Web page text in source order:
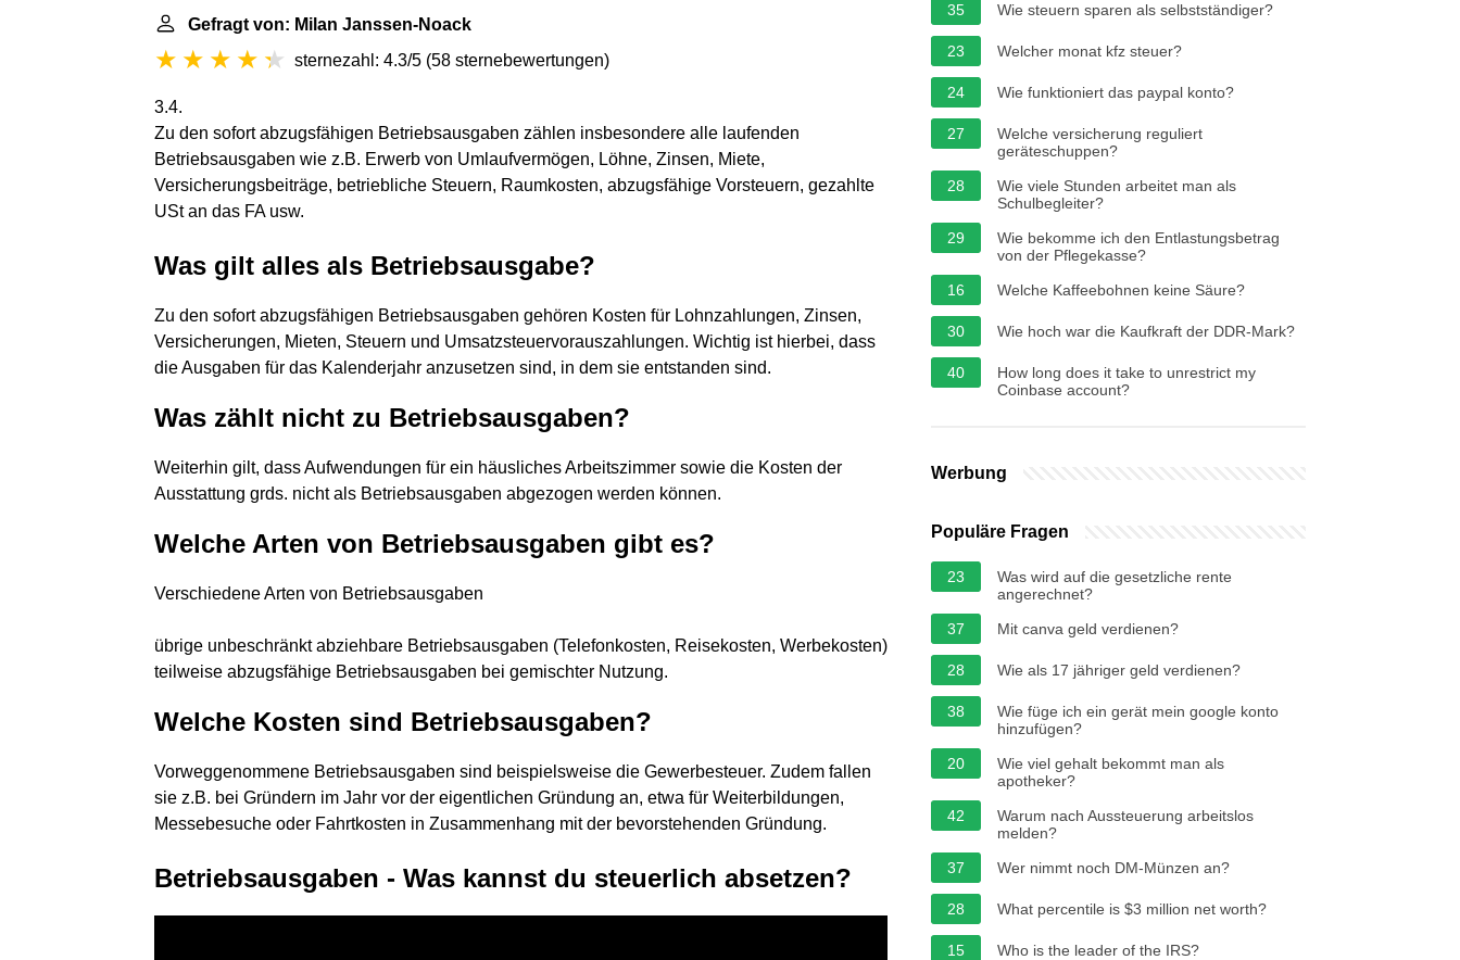
Gefragt von: Milan Janssen-Noack
sternezahl: 4.3/5 (58 sternebewertungen)
3.4.
Zu den sofort abzugsfähigen Betriebsausgaben zählen insbesondere alle laufenden
Betriebsausgaben wie z.B. Erwerb von Umlaufvermögen, Löhne, Zinsen, Miete,
Versicherungsbeiträge, betriebliche Steuern, Raumkosten, abzugsfähige Vorsteuern, gezahlte
USt an das FA usw.
Was gilt alles als Betriebsausgabe?
Zu den sofort abzugsfähigen Betriebsausgaben gehören Kosten für Lohnzahlungen, Zinsen,
Versicherungen, Mieten, Steuern und Umsatzsteuervorauszahlungen. Wichtig ist hierbei, dass
die Ausgaben für das Kalenderjahr anzusetzen sind, in dem sie entstanden sind.
Was zählt nicht zu Betriebsausgaben?
Weiterhin gilt, dass Aufwendungen für ein häusliches Arbeitszimmer sowie die Kosten der
Ausstattung grds. nicht als Betriebsausgaben abgezogen werden können.
Welche Arten von Betriebsausgaben gibt es?
Verschiedene Arten von Betriebsausgaben
übrige unbeschränkt abziehbare Betriebsausgaben (Telefonkosten, Reisekosten, Werbekosten)
teilweise abzugsfähige Betriebsausgaben bei gemischter Nutzung.
Welche Kosten sind Betriebsausgaben?
Vorweggenommene Betriebsausgaben sind beispielsweise die Gewerbesteuer. Zudem fallen
sie z.B. bei Gründern im Jahr vor der eigentlichen Gründung an, etwa für Weiterbildungen,
Messebesuche oder Fahrtkosten in Zusammenhang mit der bevorstehenden Gründung.
Betriebsausgaben - Was kannst du steuerlich absetzen?
35 Wie steuern sparen als selbstständiger?
23 Welcher monat kfz steuer?
24 Wie funktioniert das paypal konto?
27
Welche versicherung reguliert
geräteschuppen?
28
Wie viele Stunden arbeitet man als
Schulbegleiter?
29
Wie bekomme ich den Entlastungsbetrag
von der Pflegekasse?
16
Welche Kaffeebohnen keine Säure?
30 Wie hoch war die Kaufkraft der DDR-Mark?
40
How long does it take to unrestrict my
Coinbase account?
Werbung
Populäre Fragen
23
Was wird auf die gesetzliche rente
angerechnet?
37
Mit canva geld verdienen?
28 Wie als 17 jähriger geld verdienen?
38
Wie füge ich ein gerät mein google konto
hinzufügen?
20
Wie viel gehalt bekommt man als
apotheker?
42
Warum nach Aussteuerung arbeitslos
melden?
37
Wer nimmt noch DM-Münzen an?
28 What percentile is $3 million net worth?
15 Who is the leader of the IRS?